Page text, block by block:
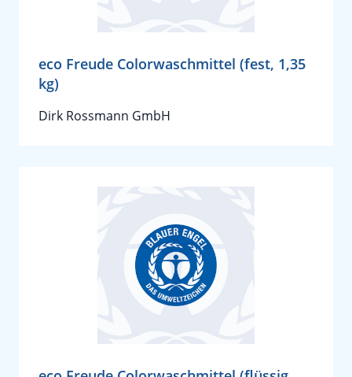
eco Freude Colorwaschmittel (fest, 1,35
kg)
Dirk Rossmann GmbH